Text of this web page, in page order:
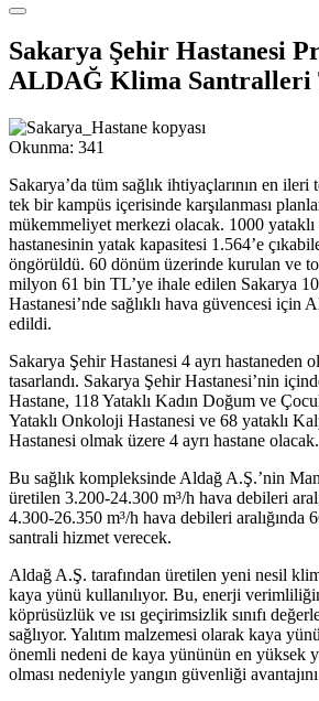
Sakarya Şehir Hastanesi
ALDAĞ Klima Santralleri
Okunma: 341
Sakarya’da tüm sağlık ihtiyaçlarının en
tek bir kampüs içerisinde karşılanması
mükemmeliyet merkezi olacak. 1000
hastanesinin yatak kapasitesi 1.564’e
öngörüldü. 60 dönüm üzerinde kurulan ve
milyon 61 bin TL’ye ihale edilen Sakarya
Hastanesi’nde sağlıklı hava güvencesi için
edildi.
Sakarya Şehir Hastanesi 4 ayrı hastaneden
tasarlandı. Sakarya Şehir Hastanesi’nin
Hastane, 118 Yataklı Kadın Doğum ve
Yataklı Onkoloji Hastanesi ve 68 yataklı
Hastanesi olmak üzere 4 ayrı hastane olacak.
Bu sağlık kompleksinde Aldağ A.Ş.’nin
üretilen 3.200-24.300 m³/h hava debileri
4.300-26.350 m³/h hava debileri aralığında
santrali hizmet verecek.
Aldağ A.Ş. tarafından üretilen yeni nesil
kaya yünü kullanılıyor. Bu, enerji
köprüsüzlük ve ısı geçirimsizlik sınıfı
sağlıyor. Yalıtım malzemesi olarak kaya
önemli nedeni de kaya yününün en yüksek
olması nedeniyle yangın güvenliği